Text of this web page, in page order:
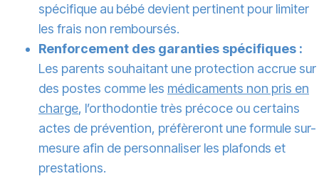
spécifique au bébé devient pertinent pour limiter
les frais non remboursés.
Renforcement des garanties spécifiques :
Les parents souhaitant une protection accrue sur
des postes comme les médicaments non pris en
charge, l’orthodontie très précoce ou certains
actes de prévention, préfèreront une formule sur-
mesure afin de personnaliser les plafonds et
prestations.